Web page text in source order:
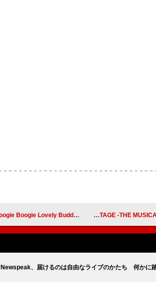
Lovely Buddy」を配信リリース 中島美嘉、ニューAL『
Newspeak、届けるのは自由なライブのかたち 何かに